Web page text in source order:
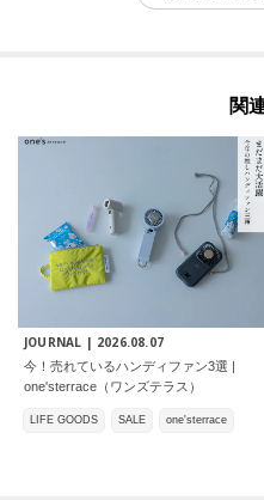
関
JOURNAL | 2026.08.07
今！売れているハンディファン3選 |
one'sterrace（ワンズテラス）
LIFE GOODS SALE one'sterrace